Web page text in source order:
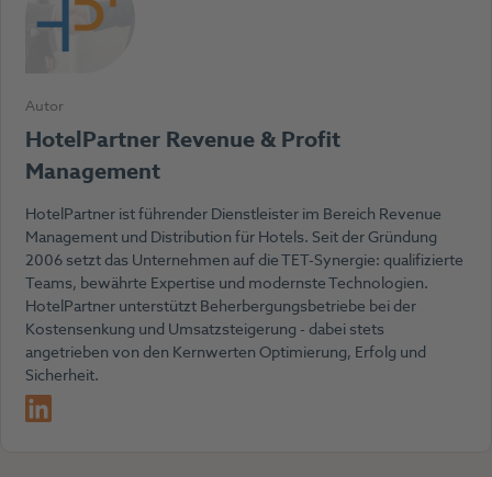
Autor
HotelPartner Revenue & Profit
Management
HotelPartner ist führender Dienstleister im Bereich Revenue
Management und Distribution für Hotels. Seit der Gründung
2006 setzt das Unternehmen auf die TET-Synergie: qualifizierte
Teams, bewährte Expertise und modernste Technologien.
HotelPartner unterstützt Beherbergungsbetriebe bei der
Kostensenkung und Umsatzsteigerung - dabei stets
angetrieben von den Kernwerten Optimierung, Erfolg und
Sicherheit.
LinkedIn